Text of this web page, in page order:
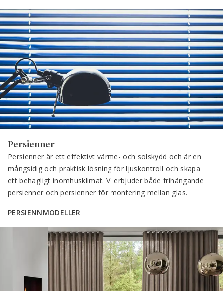
Persienner
Persienner är ett effektivt värme- och solskydd och är en
mångsidig och praktisk lösning för ljuskontroll och skapa
ett behagligt inomhusklimat. Vi erbjuder både frihängande
persienner och persienner för montering mellan glas.
PERSIENNMODELLER